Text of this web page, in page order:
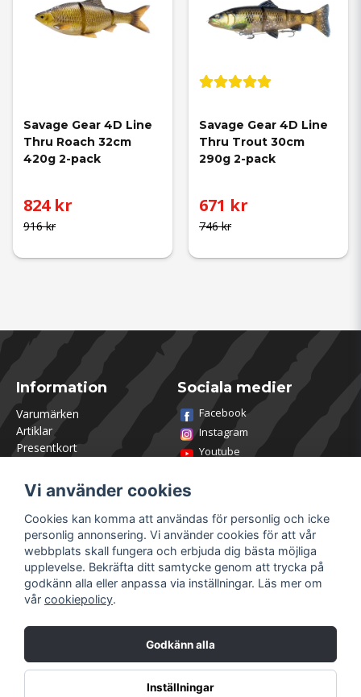
Savage Gear 4D Line
Thru Roach 32cm
420g 2-pack
916 kr
824 kr
Savage Gear 4D Line
Thru Trout 30cm
290g 2-pack
746 kr
671 kr
Information
Varumärken
Artiklar
Presentkort
Om Utklasad
Team Utklasad
Recensera och vinn
Öppettider Lagershop
Jobba hos oss
Returer
Villkor & Policy
Sociala medier
Facebook
Instagram
Youtube
Registrera dig
Glömt lösenord?
Vi använder cookies
Cookies kan komma att användas för personlig och icke
personlig annonsering. Vi använder cookies för att vår
webbplats skall fungera och erbjuda dig bästa möjliga
upplevelse. Bekräfta ditt samtycke genom att trycka på
godkänn alla eller anpassa via inställningar. Läs mer om
vår cookiepolicy.
Godkänn alla
Inställningar